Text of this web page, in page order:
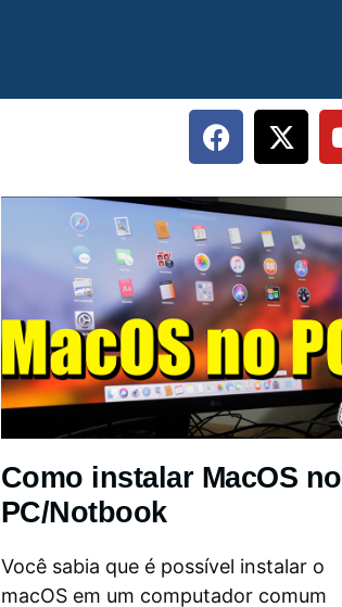
Como instalar MacOS no
PC/Notbook
Você sabia que é possível instalar o
macOS em um computador comum